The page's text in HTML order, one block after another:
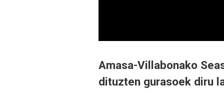
Amasa-Villabonako
dituzten gurasoek diru